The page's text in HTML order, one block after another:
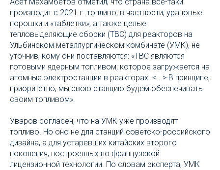
производит с 2021 г. топливо, в частности, урановые
порошки и «таблетки», а также целые
тепловыделяющие сборки (ТВС) для реакторов на
Ульбинском металлургическом комбинате (УМК), не
уточнив, кому они поставляются: «ТВС являются
готовыми ядерным топливом, которое загружается на
атомные электростанции в реакторах. <...> В принципе,
приоритетно, мы свою станцию будем обеспечивать
своим топливом».
Уваров согласен, что на УМК уже производят
топливо. Но оно не для станций советско-российского
дизайна, а для устаревших китайских второго
поколения, построенных по французской
лицензионной технологии. По словам эксперта, УМК